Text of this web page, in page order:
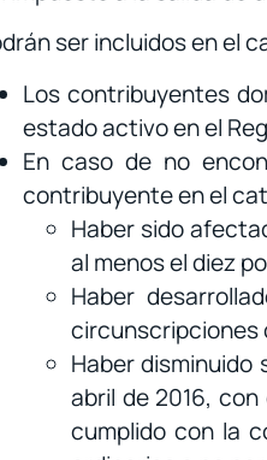
ser incluidos en el
Los contribuyentes
estado activo en el
En caso de no
contribuyente en el
Haber sido
al menos el diez
Haber
circunscripciones
Haber disminuido
abril de 2016,
cumplido con la